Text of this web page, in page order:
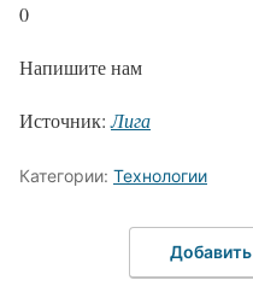
0
Напишите нам
Источник:Лига
Категории: Технологии